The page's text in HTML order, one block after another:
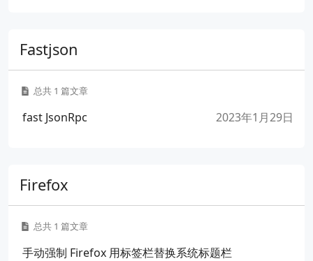
Fastjson
总共 1 篇文章
fast JsonRpc 2023年1月29日
Firefox
总共 1 篇文章
手动强制 Firefox 用标签栏替换系统标题栏